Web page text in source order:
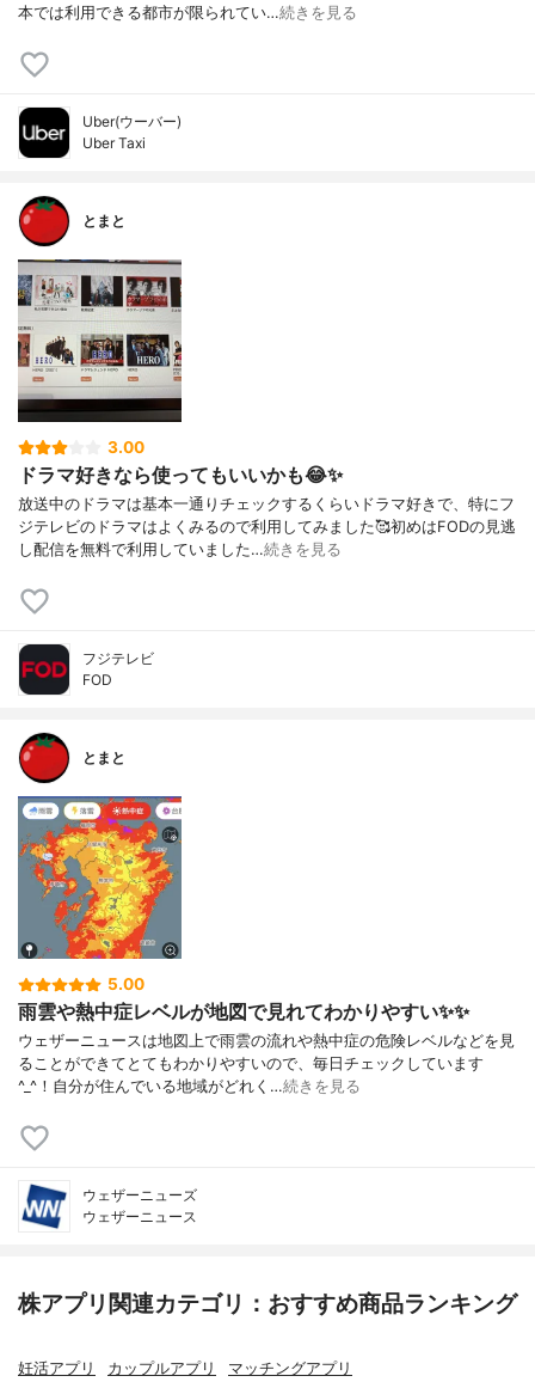
本では利用できる都市が限られてい…続きを見る
Uber(ウーバー)
Uber Taxi
とまと
3.00
ドラマ好きなら使ってもいいかも😂✨
放送中のドラマは基本一通りチェックするくらいドラマ好きで、特にフ
ジテレビのドラマはよくみるので利用してみました🥰初めはFODの見逃
し配信を無料で利用していました…続きを見る
フジテレビ
FOD
とまと
5.00
雨雲や熱中症レベルが地図で見れてわかりやすい✨✨
ウェザーニュースは地図上で雨雲の流れや熱中症の危険レベルなどを見
ることができてとてもわかりやすいので、毎日チェックしています
^_^！自分が住んでいる地域がどれく…続きを見る
ウェザーニューズ
ウェザーニュース
株アプリ関連カテゴリ：おすすめ商品ランキング
妊活アプリ カップルアプリ マッチングアプリ